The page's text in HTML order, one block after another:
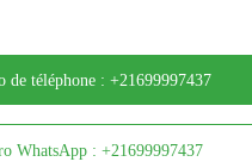
de téléphone :+21699997437
WhatsApp : +21699997437